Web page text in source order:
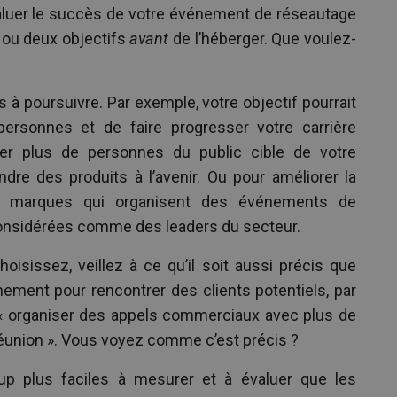
le succès de votre événement de réseautage
deux objectifs avant de l’héberger. Que voulez-
à poursuivre. Par exemple, votre objectif pourrait
et de faire progresser votre carrière
plus de personnes du public cible de votre
des produits à l’avenir. Ou pour améliorer la
qui organisent des événements de
comme des leaders du secteur.
veillez à ce qu’il soit aussi précis que
pour rencontrer des clients potentiels, par
des appels commerciaux avec plus de
». Vous voyez comme c’est précis ?
plus faciles à mesurer et à évaluer que les